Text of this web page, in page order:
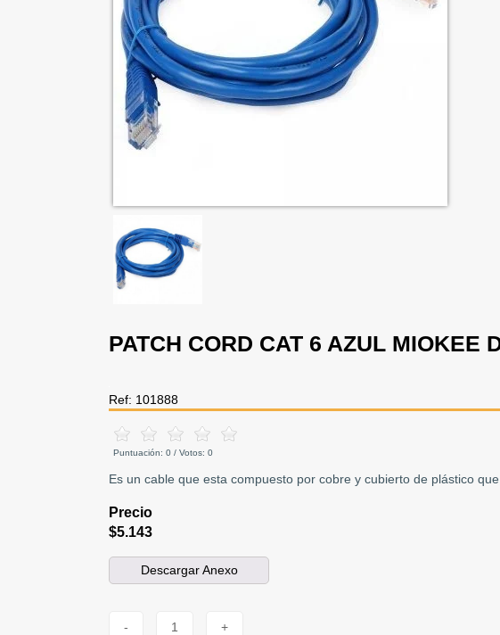
PATCH CORD CAT 6 AZUL MIOKEE
Ref: 101888
Puntuación: 0 / Votos: 0
Es un cable que esta compuesto por cobre y cubierto de plástico
Precio
$5.143
Descargar Anexo
- 1 +